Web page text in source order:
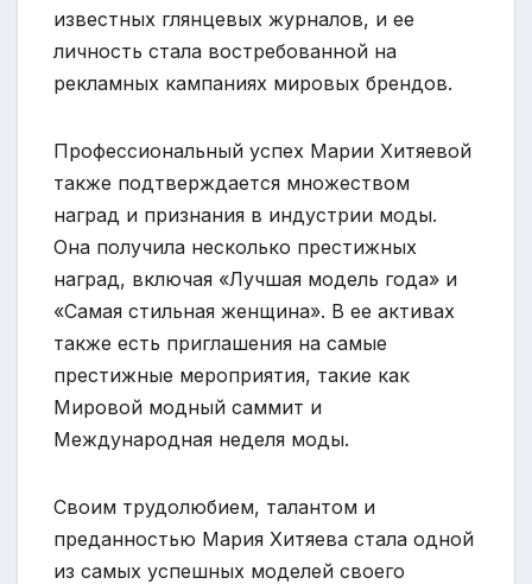
известных глянцевых журналов, и ее
личность стала востребованной на
рекламных кампаниях мировых брендов.
Профессиональный успех Марии Хитяевой
также подтверждается множеством
наград и признания в индустрии моды.
Она получила несколько престижных
наград, включая «Лучшая модель года» и
«Самая стильная женщина». В ее активах
также есть приглашения на самые
престижные мероприятия, такие как
Мировой модный саммит и
Международная неделя моды.
Своим трудолюбием, талантом и
преданностью Мария Хитяева стала одной
из самых успешных моделей своего